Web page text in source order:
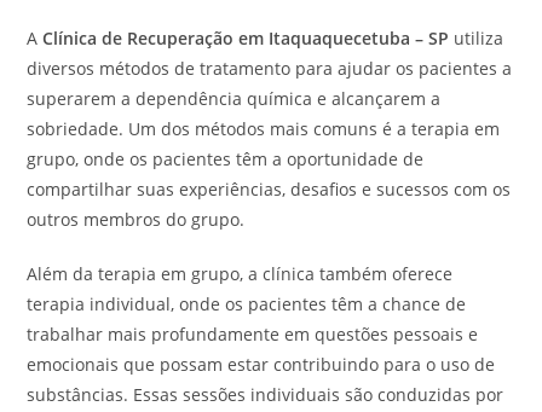
AClínica de Recuperação em Itaquaquecetuba – SP utiliza
diversos métodos de tratamento para ajudar os pacientes a
superarem a dependência química e alcançarem a
sobriedade. Um dos métodos mais comuns é a terapia em
grupo, onde os pacientes têm a oportunidade de
compartilhar suas experiências, desafios e sucessos com os
outros membros do grupo.
Além da terapia em grupo, a clínica também oferece
terapia individual, onde os pacientes têm a chance de
trabalhar mais profundamente em questões pessoais e
emocionais que possam estar contribuindo para o uso de
substâncias. Essas sessões individuais são conduzidas por